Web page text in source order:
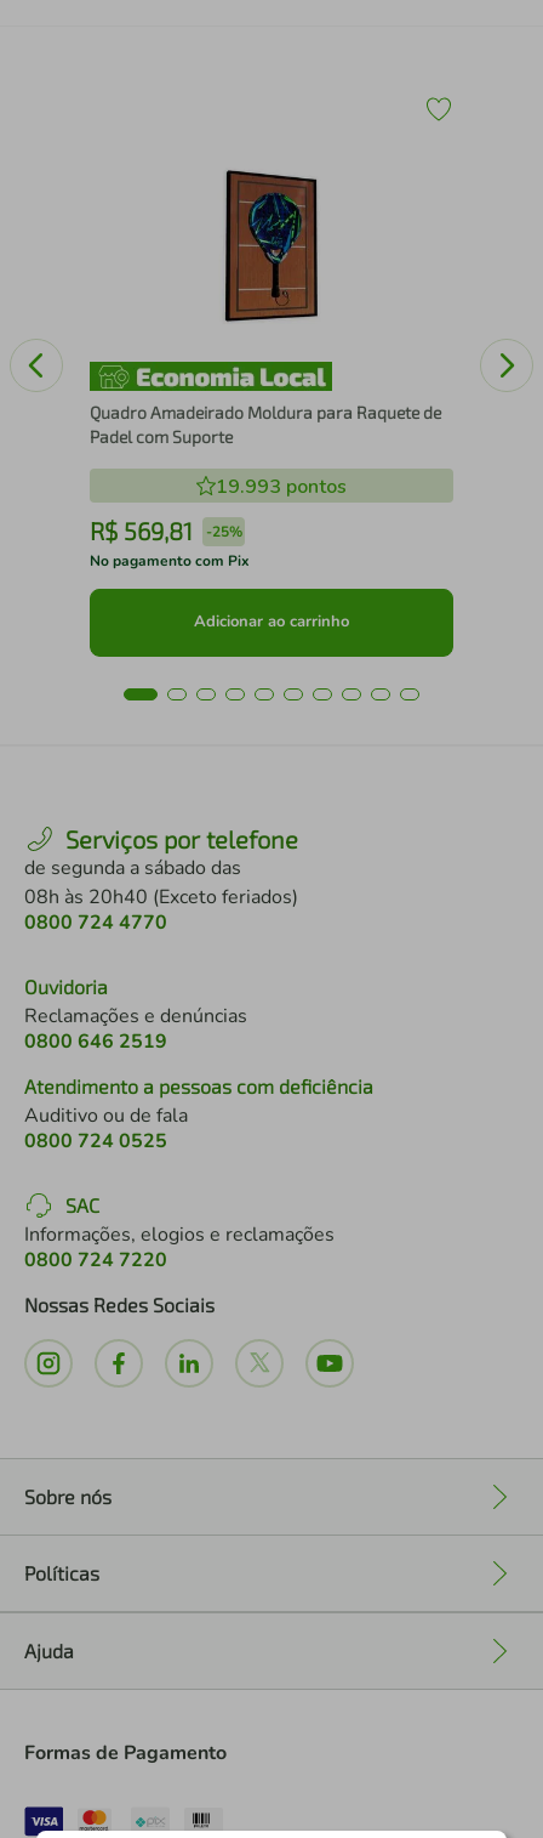
Quadro Amadeirado Moldura para Raquete de
Padel com Suporte
19.993 pontos
R$ 569,81 -25%
No pagamento com Pix
Adicionar ao carrinho
Serviços por telefone
de segunda a sábado das
08h às 20h40 (Exceto feriados)
0800 724 4770
Ouvidoria
Reclamações e denúncias
0800 646 2519
Atendimento a pessoas com deficiência
Auditivo ou de fala
0800 724 0525
SAC
Informações, elogios e reclamações
0800 724 7220
Nossas Redes Sociais
Sobre nós
Políticas
Ajuda
Formas de Pagamento